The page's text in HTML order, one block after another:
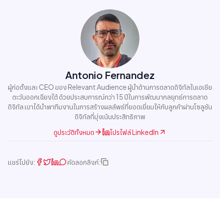
Antonio Fernandez
ผู้ก่อตั้งและ CEO ของ Relevant Audience ผู้นำด้านการตลาดดิจิทัลในเอเชีย
ตะวันออกเฉียงใต้ ด้วยประสบการณ์กว่า 15 ปีในการพัฒนากลยุทธ์การตลาด
ดิจิทัล เขาได้นำพาทีมงานในการสร้างผลลัพธ์ที่ยอดเยี่ยมให้กับลูกค้าผ่านโซลูชัน
ดิจิทัลที่มุ่งเน้นประสิทธิภาพ
ดูประวัติทั้งหมด
โปรไฟล์ LinkedIn
แชร์ไปยัง: คัดลอกลิงก์: